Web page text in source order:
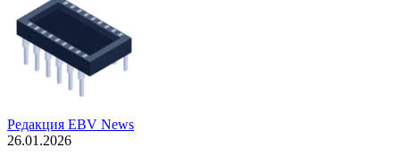
Редакция EBV News
26.01.2026